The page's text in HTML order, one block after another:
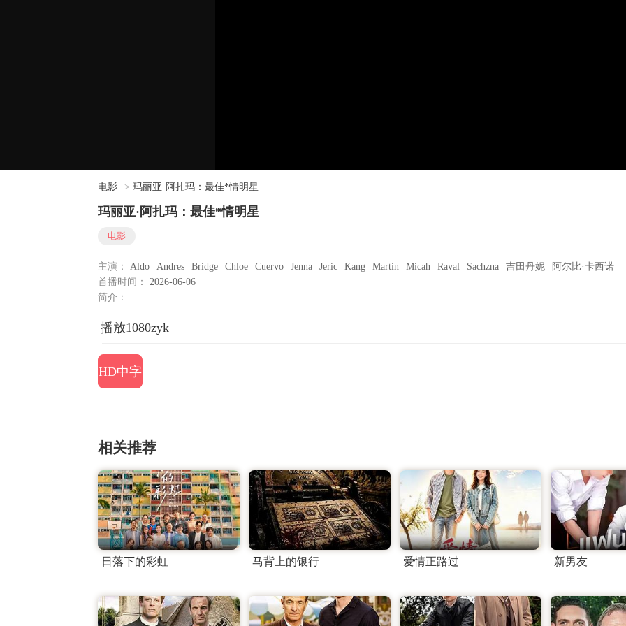
电影 > 玛丽亚·阿扎玛：最佳*情明星
玛丽亚·阿扎玛：最佳*情明星
电影
主演： Aldo Andres Bridge Chloe Cuervo Jenna Jeric Kang Martin Micah Raval Sachzna 吉田丹妮
阿尔比·卡西诺
首播时间：
2026-06-06
简介：
播放1080zyk
HD中字
相关推荐
日落下的彩虹 马背上的银行 爱情正路过 新男友